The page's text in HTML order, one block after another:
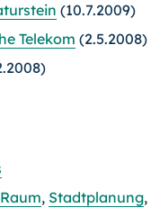
(10.7.2009)
Telekom (2.5.2008)
, Stadtplanung,